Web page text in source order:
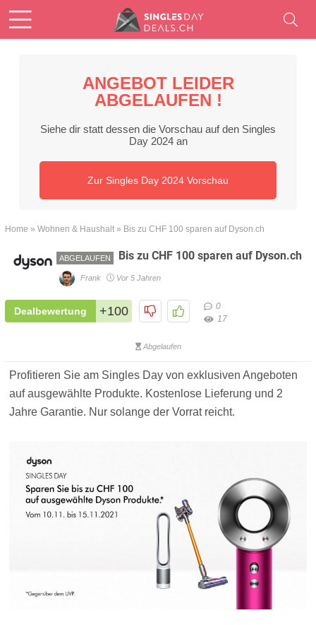
ANGEBOT LEIDER
ABGELAUFEN !
Siehe dir statt dessen die Vorschau auf den Singles
Day 2024 an
Zur Singles Day 2024 Vorschau
Home » Wohnen & Haushalt » Bis zu CHF 100 sparen auf Dyson.ch
ABGELAUFEN Bis zu CHF 100 sparen auf Dyson.ch
Frank Vor 5 Jahren
Dealbewertung +100
0
17
Abgelaufen
Profitieren Sie am Singles Day von exklusiven Angeboten
auf ausgewählte Produkte. Kostenlose Lieferung und 2
Jahre Garantie. Nur solange der Vorrat reicht.